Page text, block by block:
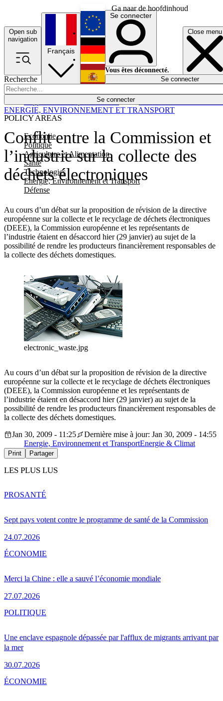
Ga naar de hoofdinhoud
Open sub
navigation
Close menu
Recherche
Se connecter
POLICY AREAS
Economie
Politique
Agriculture et Alimentation
Santé
Technologies
Energie, Environnement et Transport
Défense
Économie
Français
English
Deutsch
Español
Se connecter
Vous êtes déconnecté.
Se connecter
Conflit entre la Commission et
l’industrie sur la collecte des
déchets électroniques
Au cours d’un débat sur la proposition de révision de la directive
européenne sur la collecte et le recyclage de déchets électroniques
(DEEE), la Commission européenne et les représentants de
l’industrie étaient en désaccord hier (29 janvier) au sujet de la
possibilité de rendre les producteurs financièrement responsables de
la collecte des déchets domestiques.
ENERGIE, ENVIRONNEMENT ET TRANSPORT
electronic_waste.jpg
Au cours d’un débat sur la proposition de révision de la directive
européenne sur la collecte et le recyclage de déchets électroniques
(DEEE), la Commission européenne et les représentants de
l’industrie étaient en désaccord hier (29 janvier) au sujet de la
possibilité de rendre les producteurs financièrement responsables de
la collecte des déchets domestiques.
Jan 30, 2009 - 11:25
Dernière mise à jour: Jan 30, 2009 - 14:55
Energie, Environnement et TransportEnergie & Climat
Print Partager
LES PLUS LUS
Sept pays votent contre le programme de santé de la Commission
24.07.2026
PROSANTÉ
Merci la Chine : elle a sauvé l’économie mondiale
27.07.2026
ÉCONOMIE
Une enclave espagnole dépassée par l'afflux de migrants arrivant par
la mer
30.07.2026
POLITIQUE
ÉCONOMIE